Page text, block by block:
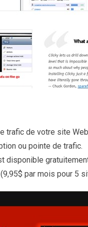
trafic de votre site
ou pointe de trafic.
disponible
par mois pour 5